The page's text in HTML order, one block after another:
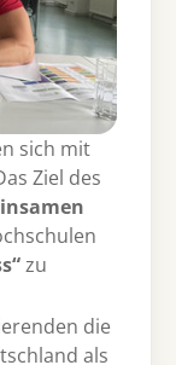
sich mit
Ziel des
zu
die
als